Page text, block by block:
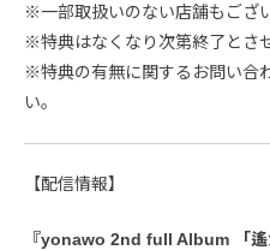
※一部取扱いのない店舗もござ
※特典はなくなり次第終了とさ
※特典の有無に関するお問い合
い。
【配信情報】
『yonawo 2nd full Album 「